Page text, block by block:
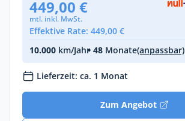
449,00 €
mtl. inkl. MwSt.
Effektive Rate: 449,00 €
10.000 km/Jahr• 48 Monate(anpassbar)
Lieferzeit: ca. 1 Monat
Zum Angebot